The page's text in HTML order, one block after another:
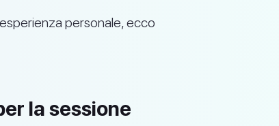
personale, ecco
la sessione